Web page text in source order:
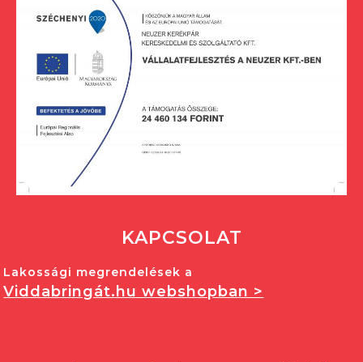
KAPCSOLAT
Lakossági megrendelések a
Viddabringát.hu webshopban >